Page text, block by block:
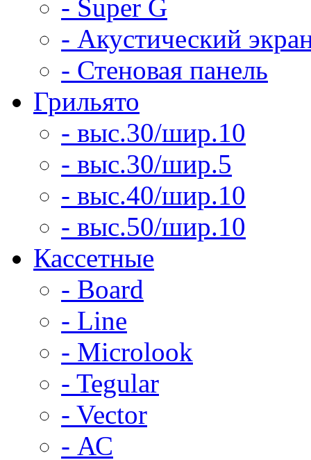
- Super G
- Акустический
- Стеновая панель
Грильято
- выс.30/шир.10
- выс.30/шир.5
- выс.40/шир.10
- выс.50/шир.10
Кассетные
- Board
- Line
- Microlook
- Tegular
- Vector
- АС